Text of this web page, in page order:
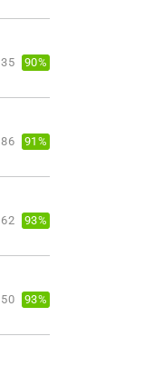
35 90%
86 91%
62 93%
50 93%